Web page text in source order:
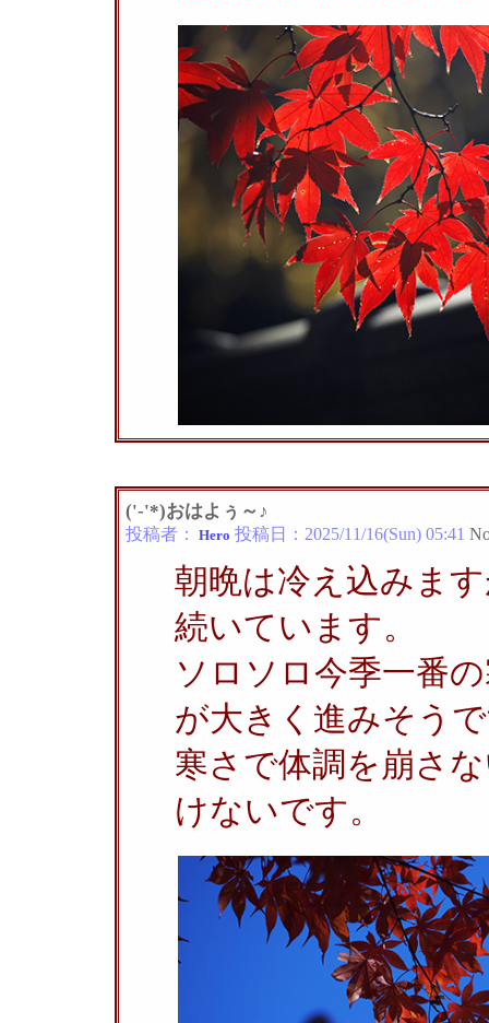
('-'*)おはよぅ～♪
投稿者： Hero 投稿日： 2025/11/16(Sun) 05:41
朝晩は冷え込みま
続いています。
ソロソロ今季一番
が大きく進みそう
寒さで体調を崩さ
けないです。